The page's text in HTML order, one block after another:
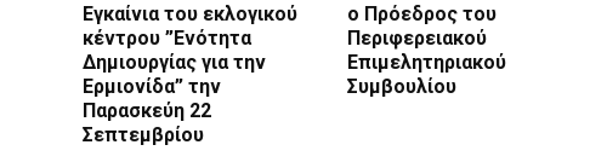
Εγκαίνια του εκλογικού
κέντρου ”Ενότητα
Δημιουργίας για την
Ερμιονίδα” την
Παρασκεύη 22
Σεπτεμβρίου
ο Πρόεδρος του
Περιφερειακού
Επιμελητηριακού
Συμβουλίου